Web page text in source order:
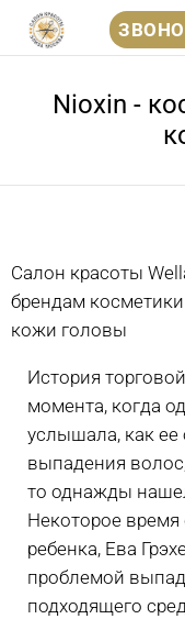
Nioxin -
Салон красоты
брендам косметики
кожи головы
История
момента, когда
услышала, как ее
выпадения
то однажды
Некоторое время
ребенка, Ева
проблемой
подходящего